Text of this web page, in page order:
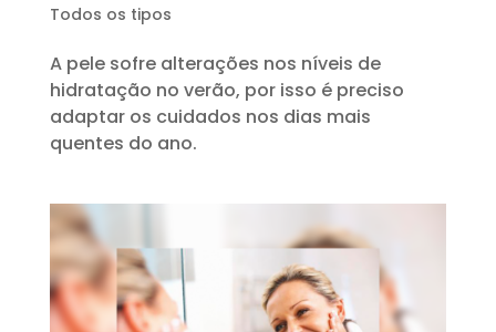
Todos os tipos
A pele sofre alterações nos níveis de
hidratação no verão, por isso é preciso
adaptar os cuidados nos dias mais
quentes do ano.